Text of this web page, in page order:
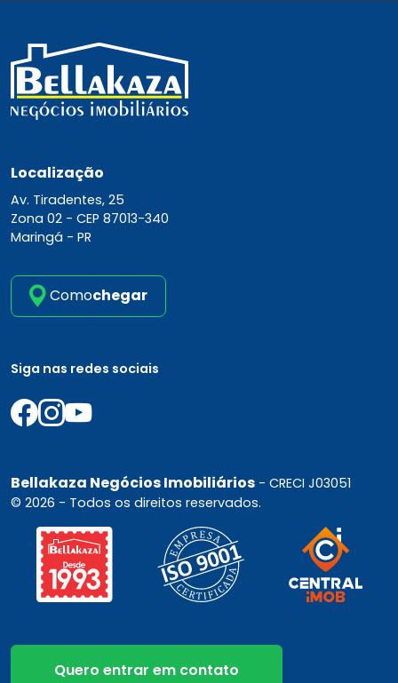
Localização
Av. Tiradentes, 25
Zona 02 - CEP 87013-340
Maringá - PR
Comochegar
Siga nas redes sociais
Bellakaza Negócios Imobiliários - CRECI J03051
© 2026 - Todos os direitos reservados.
Quero entrar em contato